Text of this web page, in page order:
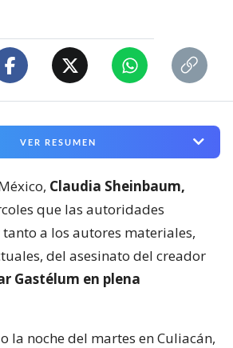
VER RESUMEN
Claudia Sheinbaum,
que las autoridades
a los autores materiales,
del asesinato del creador
Gastélum en plena
la noche del martes en Culiacán,